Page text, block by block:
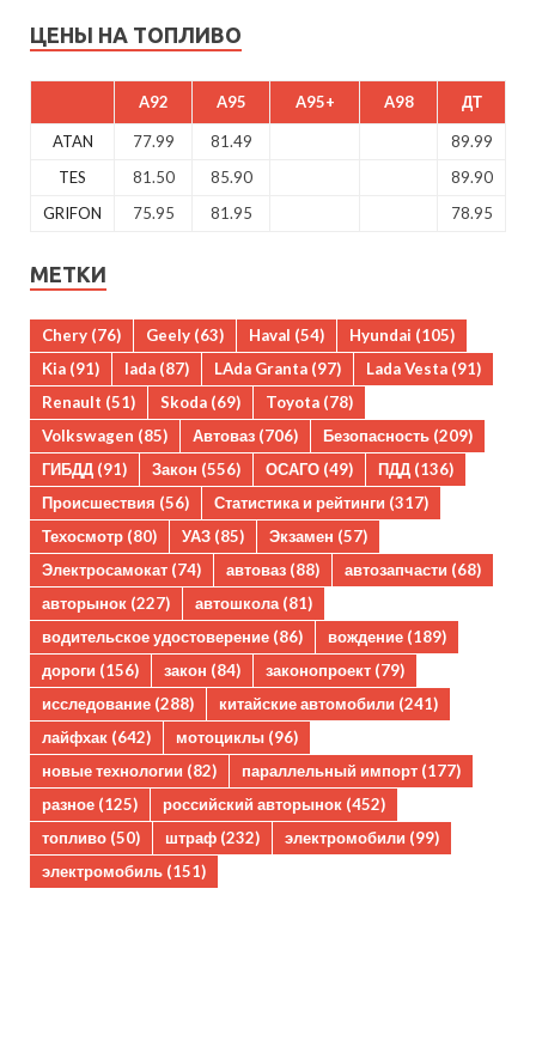
ЦЕНЫ НА ТОПЛИВО
A92 A95 A95+ A98 ДТ
ATAN 77.99 81.49
89.99
TES
81.50 85.90
89.90
GRIFON
75.95 81.95 78.95
МЕТКИ
Chery (76) Geely (63) Haval (54) Hyundai (105)
Kia (91) lada (87) LAda Granta (97) Lada Vesta (91)
Renault (51) Skoda (69) Toyota (78)
Volkswagen (85) Автоваз (706) Безопасность (209)
ГИБДД (91) Закон (556) ОСАГО (49) ПДД (136)
Происшествия (56) Статистика и рейтинги (317)
Техосмотр (80) УАЗ (85) Экзамен (57)
Электросамокат (74) автоваз (88) автозапчасти (68)
авторынок (227) автошкола (81)
водительское удостоверение (86) вождение (189)
дороги (156) закон (84) законопроект (79)
исследование (288) китайские автомобили (241)
лайфхак (642) мотоциклы (96)
новые технологии (82) параллельный импорт (177)
разное (125) российский авторынок (452)
топливо (50) штраф (232) электромобили (99)
электромобиль (151)